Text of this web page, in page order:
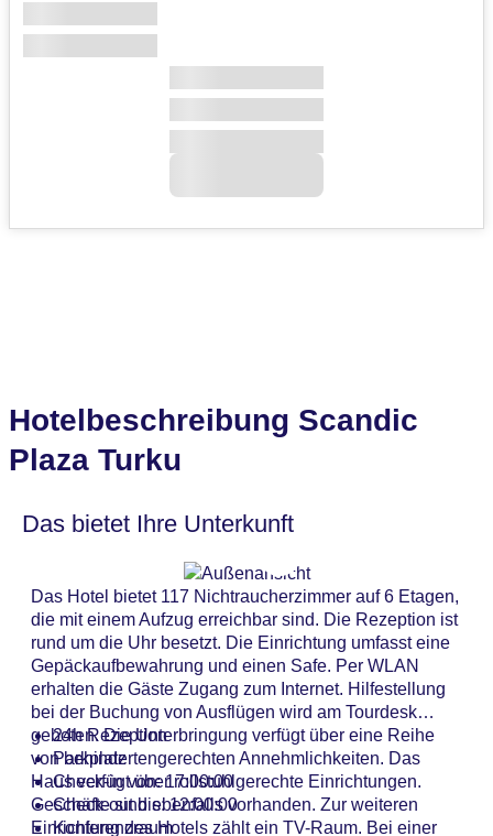
Hotelbeschreibung Scandic
Plaza Turku
Das bietet Ihre Unterkunft
Das Hotel bietet 117 Nichtraucherzimmer auf 6 Etagen,
die mit einem Aufzug erreichbar sind. Die Rezeption ist
rund um die Uhr besetzt. Die Einrichtung umfasst eine
Gepäckaufbewahrung und einen Safe. Per WLAN
erhalten die Gäste Zugang zum Internet. Hilfestellung
bei der Buchung von Ausflügen wird am Tourdesk
geboten. Die Unterbringung verfügt über eine Reihe
von behindertengerechten Annehmlichkeiten. Das
Haus verfügt über rollstuhlgerechte Einrichtungen.
Geschäfte sind ebenfalls vorhanden. Zur weiteren
Einrichtung des Hotels zählt ein TV-Raum. Bei einer
24h Rezeption
Parkplatz
Check-in von: 17:00:00
Check-out bis: 12:00:00
Konferenzraum